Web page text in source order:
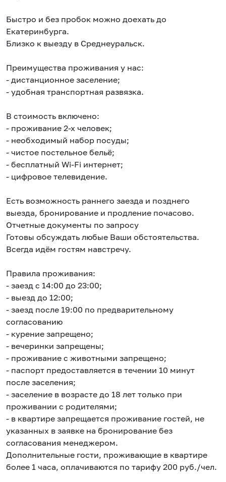
Быстро и без пробок можно доехать до
Екатеринбурга.
Близко к выезду в Среднеуральск.
Преимущества проживания у нас:
- дистанционное заселение;
- удобная транспортная развязка.
В стоимость включено:
- проживание 2-х человек;
- необходимый набор посуды;
- чистое постельное бельё;
- бесплатный Wi-Fi интернет;
- цифровое телевидение.
Есть возможность раннего заезда и позднего
выезда, бронирование и продление почасово.
Отчетные документы по запросу
Готовы обсуждать любые Ваши обстоятельства.
Всегда идём гостям навстречу.
Правила проживания:
- заезд с 14:00 до 23:00;
- выезд до 12:00;
- заезд после 19:00 по предварительному
согласованию
- курение запрещено;
- вечеринки запрещены;
- проживание с животными запрещено;
- паспорт предоставляется в течении 10 минут
после заселения;
- заселение в возрасте до 18 лет только при
проживании с родителями;
- в квартире запрещается проживание гостей, не
указанных в заявке на бронирование без
согласования менеджером.
Дополнительные гости, проживающие в квартире
более 1 часа, оплачиваются по тарифу 200 руб./чел.